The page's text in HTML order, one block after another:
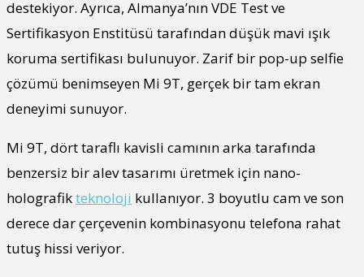
destekiyor. Ayrıca, Almanya’nın VDE Test ve
Sertifikasyon Enstitüsü tarafından düşük mavi ışık
koruma sertifikası bulunuyor. Zarif bir pop-up selfie
çözümü benimseyen Mi 9T, gerçek bir tam ekran
deneyimi sunuyor.
Mi 9T, dört taraflı kavisli camının arka tarafında
benzersiz bir alev tasarımı üretmek için nano-
holografikteknoloji kullanıyor. 3 boyutlu cam ve son
derece dar çerçevenin kombinasyonu telefona rahat
tutuş hissi veriyor.